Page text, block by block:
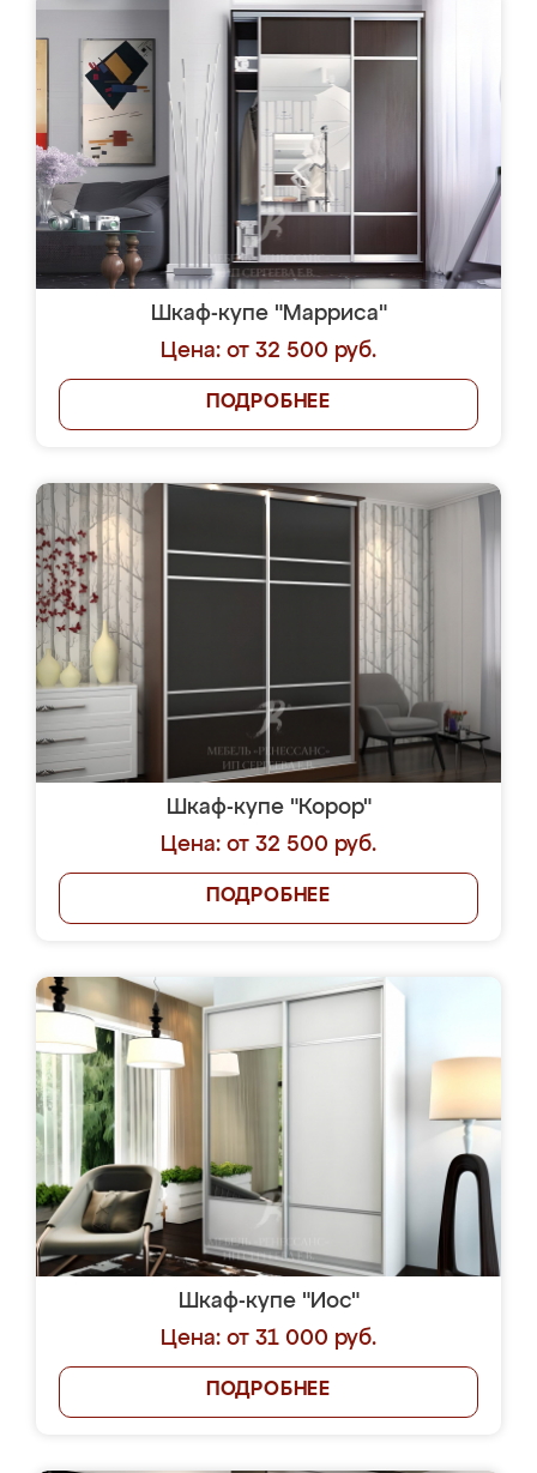
Шкаф-купе "Марриса"
Цена: от 32 500 руб.
ПОДРОБНЕЕ
Шкаф-купе "Корор"
Цена: от 32 500 руб.
ПОДРОБНЕЕ
Шкаф-купе "Иос"
Цена: от 31 000 руб.
ПОДРОБНЕЕ